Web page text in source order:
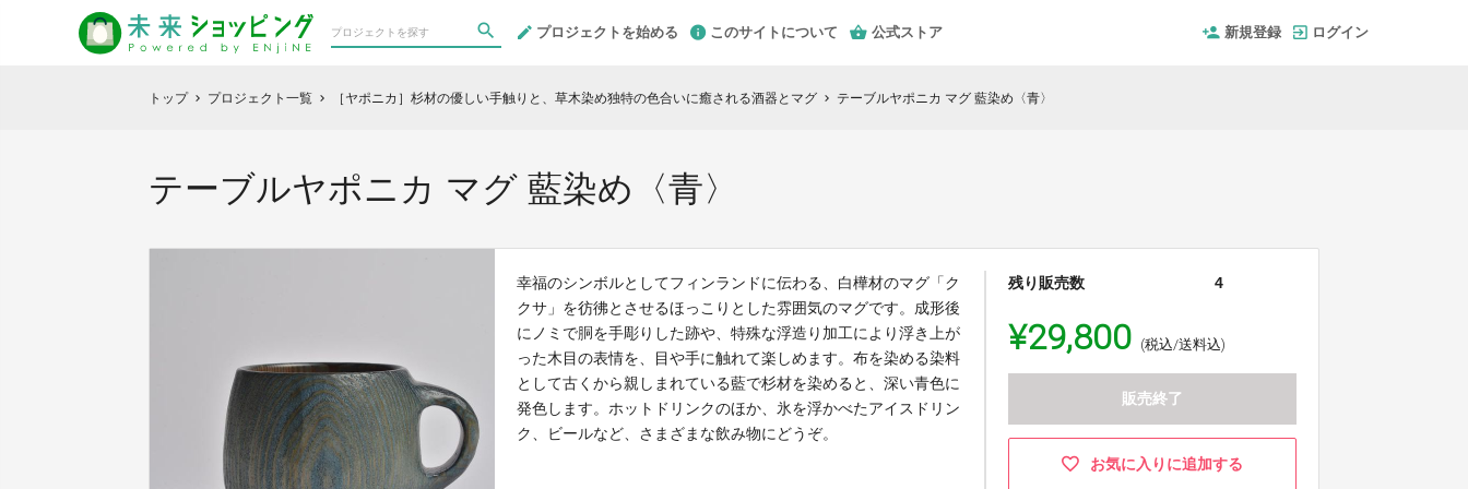
プロジェクトを始める このサイトについて 公式ストア 新規登録 ログイン
トップ chevron_right プロジェクト一覧 chevron_right ［ヤポニカ］杉材の優しい手触りと、草木染め独特の色合いに癒される酒器とマグ chevron_right テーブルヤポニカ マグ 藍染め〈青〉
テーブルヤポニカ マグ 藍染め〈青〉
幸福のシンボルとしてフィンランドに伝わる、白樺材のマグ「ク
クサ」を彷彿とさせるほっこりとした雰囲気のマグです。成形後
にノミで胴を手彫りした跡や、特殊な浮造り加工により浮き上が
った木目の表情を、目や手に触れて楽しめます。布を染める染料
として古くから親しまれている藍で杉材を染めると、深い青色に
発色します。ホットドリンクのほか、氷を浮かべたアイスドリン
ク、ビールなど、さまざまな飲み物にどうぞ。
残り販売数 4
¥29,800 (税込/送料込)
販売終了
お気に入りに追加する